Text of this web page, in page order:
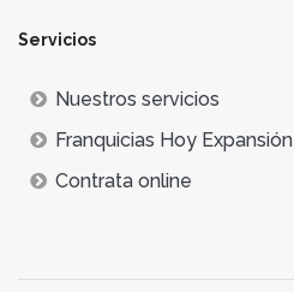
Servicios
Nuestros servicios
Franquicias Hoy Expansión
Contrata online